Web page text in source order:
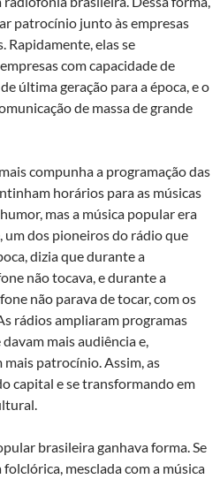
patrocínio junto às empresas
Rapidamente, elas se
com capacidade de
última geração para a época, e o
de massa de grande
compunha a programação das
horários para as músicas
mas a música popular era
um dos pioneiros do rádio que
dizia que durante a
não tocava, e durante a
não parava de tocar, com os
rádios ampliaram programas
mais audiência e,
patrocínio. Assim, as
capital e se transformando em
brasileira ganhava forma. Se
mesclada com a música